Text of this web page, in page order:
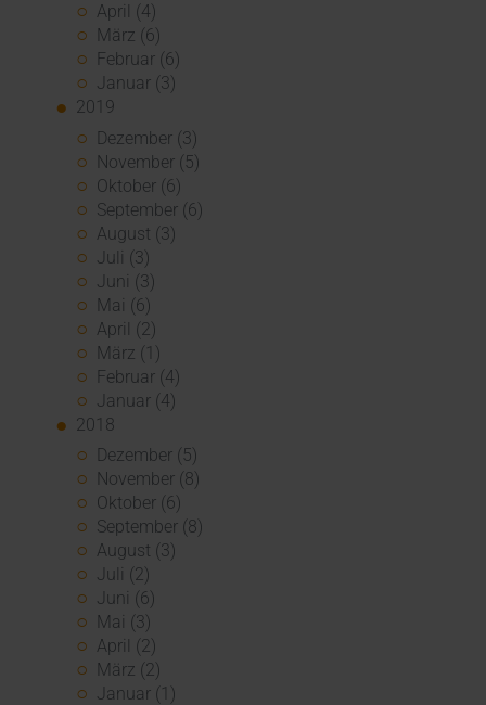
April (4)
März (6)
Februar (6)
Januar (3)
2019
Dezember (3)
November (5)
Oktober (6)
September (6)
August (3)
Juli (3)
Juni (3)
Mai (6)
April (2)
März (1)
Februar (4)
Januar (4)
2018
Dezember (5)
November (8)
Oktober (6)
September (8)
August (3)
Juli (2)
Juni (6)
Mai (3)
April (2)
März (2)
Januar (1)